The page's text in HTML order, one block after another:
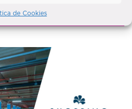
de CookiesExclusivo para Alices de